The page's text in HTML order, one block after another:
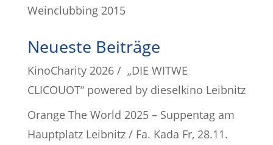
Weinclubbing 2015
Neueste Beiträge
KinoCharity 2026 / „DIE WITWE
CLICOUOT“ powered by dieselkino Leibnitz
Orange The World 2025 – Suppentag am
Hauptplatz Leibnitz / Fa. Kada Fr, 28.11.